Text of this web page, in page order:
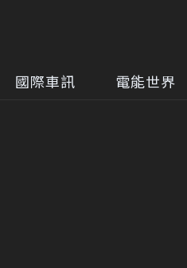
國際車訊 電能世界